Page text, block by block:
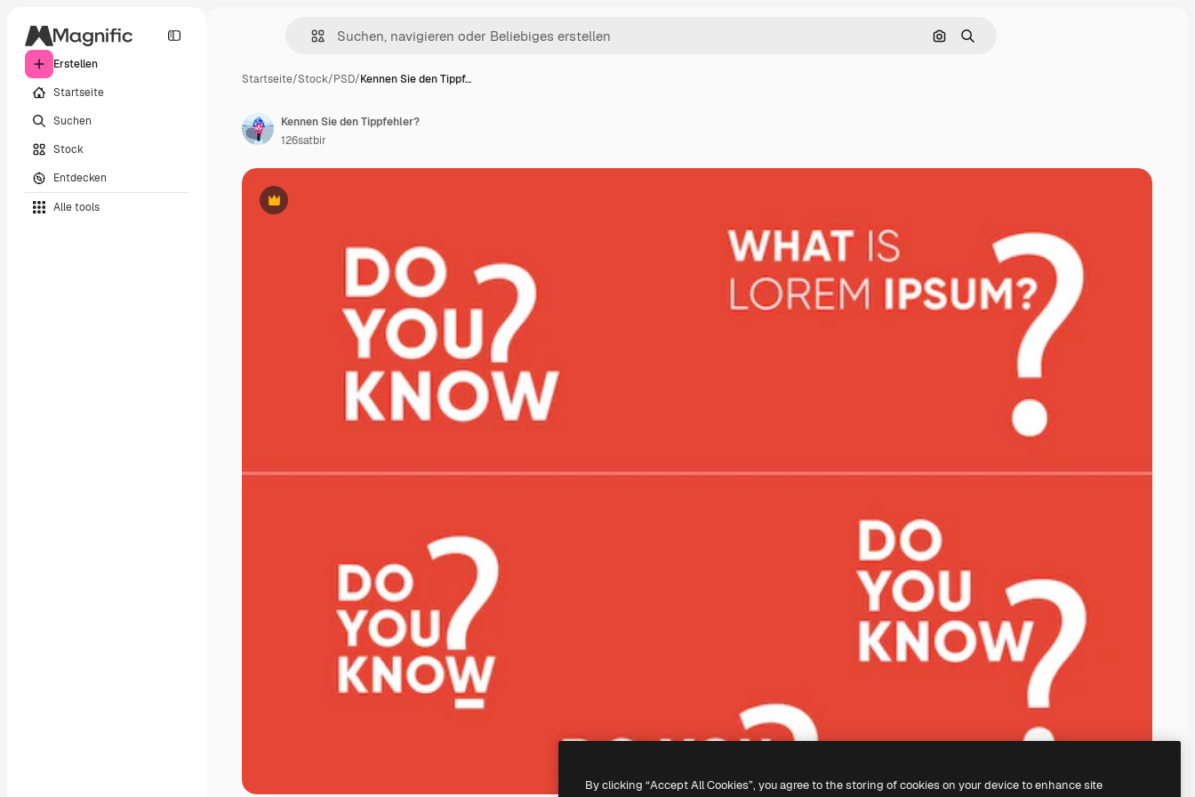
Erstellen
Startseite
Suchen
Stock
Entdecken
Alle tools
Nach Bild suchen
Suchen
Startseite/Stock/PSD/Kennen Sie den Tippf…
Premium
Kennen Sie den Tippfehler?
126satbir
By clicking “Accept All Cookies”, you agree to the storing of cookies on your device to enhance site